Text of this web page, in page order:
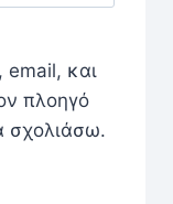
και
πλοηγό
σχολιάσω.